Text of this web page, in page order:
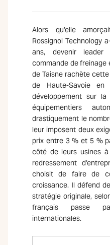
Alors qu’elle
Rossignol Technology
ans, devenir
commande de freinage
de Taisne rachète
de Haute-Savoie
développement sur
équipementiers
drastiquement le
leur imposent deux
prix entre 3 % et 5 %
côté de leurs usines à
redressement
choisit de faire de
croissance. Il défend
stratégie originale,
français passe
internationales.